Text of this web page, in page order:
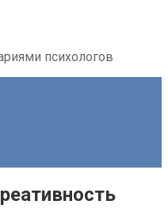
психологов